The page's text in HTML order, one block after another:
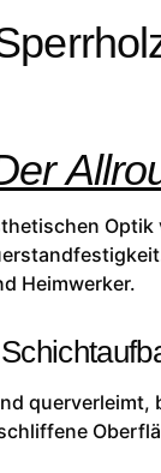
Heimwerker.